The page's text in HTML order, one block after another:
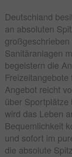
Deutschland
an absoluten
Sanitäranlagen
begeistern die
Angebot reicht
über
wird das Leben
Bequemlichkeit
und sofort im
die absolute